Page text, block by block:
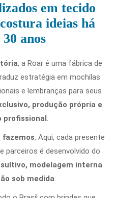
em tecido
ideias há
anos
, a Roar é uma fábrica de
estratégia em mochilas
e lembranças para seus
produção própria e
profissional.
fazemos. Aqui, cada presente
parceiros é desenvolvido do
modelagem interna
sob medida.